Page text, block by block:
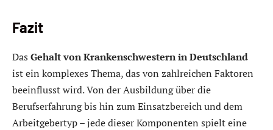
Fazit
Das Gehalt von Krankenschwestern in Deutschland
ist ein komplexes Thema, das von zahlreichen Faktoren
beeinflusst wird. Von der Ausbildung über die
Berufserfahrung bis hin zum Einsatzbereich und dem
Arbeitgebertyp – jede dieser Komponenten spielt eine